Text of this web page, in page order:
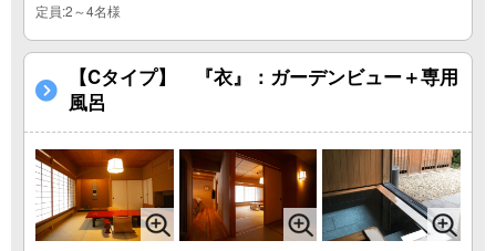
定員:2～4名様
【Cタイプ】 『衣』：ガーデンビュー＋専用
風呂